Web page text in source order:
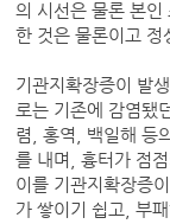
의 시선은 물론 본인
한 것은 물론이고 정
기관지확장증이 발
로는 기존에 감염됐
렴, 홍역, 백일해 등
를 내며, 흉터가 점
이를 기관지확장증
가 쌓이기 쉽고, 부